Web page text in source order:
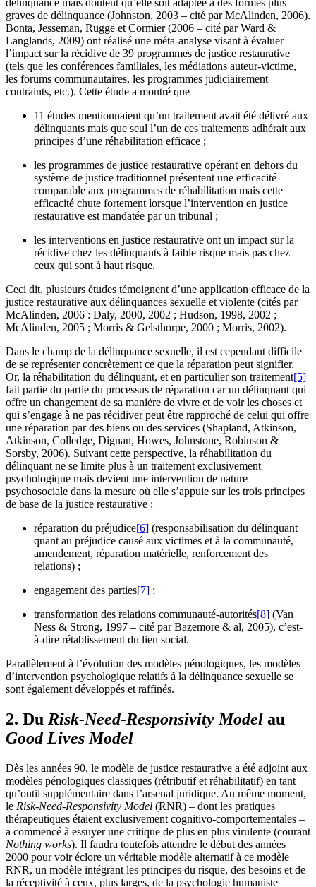
délinquance mais doutent qu’elle soit adaptée à des formes plus
graves de délinquance (Johnston, 2003 – cité par McAlinden, 2006).
Bonta, Jesseman, Rugge et Cormier (2006 – cité par Ward &
Langlands, 2009) ont réalisé une méta-analyse visant à évaluer
l’impact sur la récidive de 39 programmes de justice restaurative
(tels que les conférences familiales, les médiations auteur-victime,
les forums communautaires, les programmes judiciairement
contraints, etc.). Cette étude a montré que
11 études mentionnaient qu’un traitement avait été délivré aux
délinquants mais que seul l’un de ces traitements adhérait aux
principes d’une réhabilitation efficace ;
les programmes de justice restaurative opérant en dehors du
système de justice traditionnel présentent une efficacité
comparable aux programmes de réhabilitation mais cette
efficacité chute fortement lorsque l’intervention en justice
restaurative est mandatée par un tribunal ;
les interventions en justice restaurative ont un impact sur la
récidive chez les délinquants à faible risque mais pas chez
ceux qui sont à haut risque.
Ceci dit, plusieurs études témoignent d’une application efficace de la
justice restaurative aux délinquances sexuelle et violente (cités par
McAlinden, 2006 : Daly, 2000, 2002 ; Hudson, 1998, 2002 ;
McAlinden, 2005 ; Morris & Gelsthorpe, 2000 ; Morris, 2002).
Dans le champ de la délinquance sexuelle, il est cependant difficile
de se représenter concrètement ce que la réparation peut signifier.
Or, la réhabilitation du délinquant, et en particulier son traitement[5]
fait partie du partie du processus de réparation car un délinquant qui
offre un changement de sa manière de vivre et de voir les choses et
qui s’engage à ne pas récidiver peut être rapproché de celui qui offre
une réparation par des biens ou des services (Shapland, Atkinson,
Atkinson, Colledge, Dignan, Howes, Johnstone, Robinson &
Sorsby, 2006). Suivant cette perspective, la réhabilitation du
délinquant ne se limite plus à un traitement exclusivement
psychologique mais devient une intervention de nature
psychosociale dans la mesure où elle s’appuie sur les trois principes
de base de la justice restaurative :
réparation du préjudice[6] (responsabilisation du délinquant
quant au préjudice causé aux victimes et à la communauté,
amendement, réparation matérielle, renforcement des
relations) ;
engagement des parties[7] ;
transformation des relations communauté-autorités[8] (Van
Ness & Strong, 1997 – cité par Bazemore & al, 2005), c’est-
à-dire rétablissement du lien social.
Parallèlement à l’évolution des modèles pénologiques, les modèles
d’intervention psychologique relatifs à la délinquance sexuelle se
sont également développés et raffinés.
2. Du Risk-Need-Responsivity Model au
Good Lives Model
Dès les années 90, le modèle de justice restaurative a été adjoint aux
modèles pénologiques classiques (rétributif et réhabilitatif) en tant
qu’outil supplémentaire dans l’arsenal juridique. Au même moment,
le Risk-Need-Responsivity Model (RNR) – dont les pratiques
thérapeutiques étaient exclusivement cognitivo-comportementales –
a commencé à essuyer une critique de plus en plus virulente (courant
Nothing works). Il faudra toutefois attendre le début des années
2000 pour voir éclore un véritable modèle alternatif à ce modèle
RNR, un modèle intégrant les principes du risque, des besoins et de
la réceptivité à ceux, plus larges, de la psychologie humaniste